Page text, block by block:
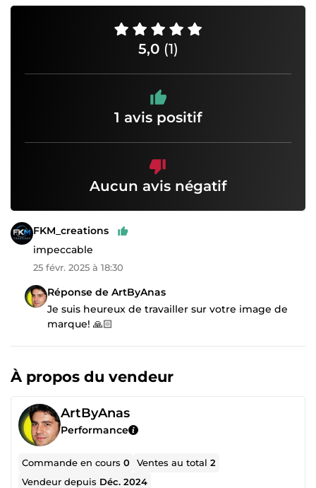
5,0 (1)
1 avis positif
Aucun avis négatif
FKM_creations
impeccable
25 févr. 2025 à 18:30
Réponse de ArtByAnas
Je suis heureux de travailler sur votre image de
marque! 🙏🏻
À propos du vendeur
ArtByAnas
Performance
Commande en cours0 Ventes au total2
Vendeur depuis Déc. 2024